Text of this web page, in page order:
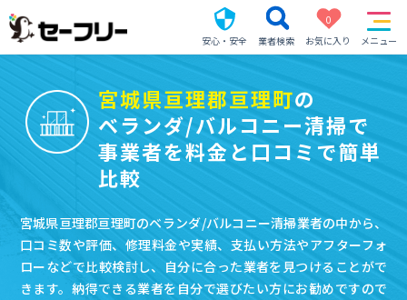
安心・安全 業者検索
0
お気に入り
メニュー
宮城県亘理郡亘理町の
ベランダ/バルコニー清掃で
事業者を料金と口コミで簡単
比較
宮城県亘理郡亘理町のベランダ/バルコニー清掃業者の中から、
口コミ数や評価、修理料金や実績、支払い方法やアフターフォ
ローなどで比較検討し、自分に合った業者を見つけることがで
きます。納得できる業者を自分で選びたい方にお勧めですので